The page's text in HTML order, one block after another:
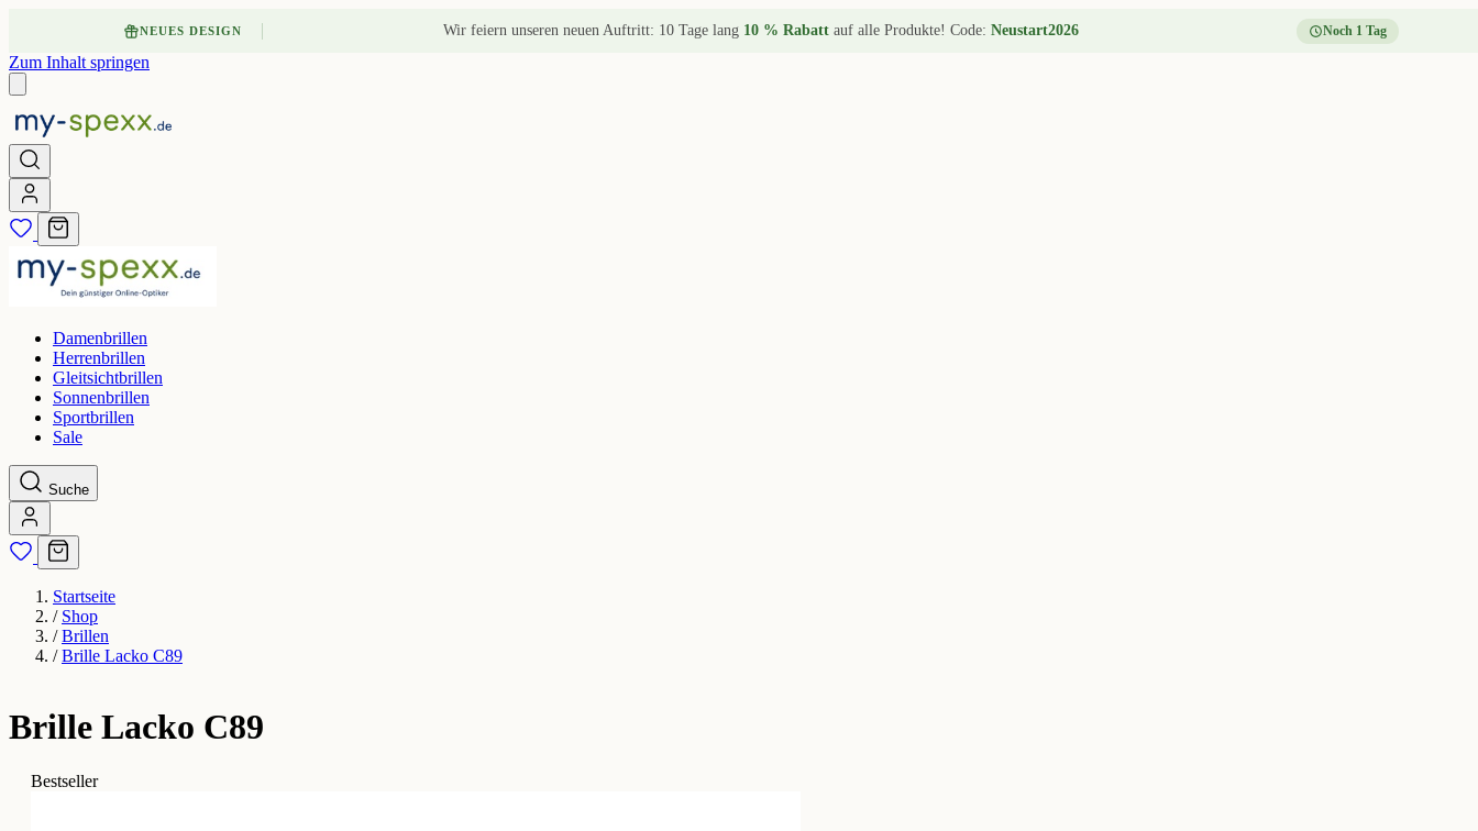
NEUES DESIGN Wir feiern unseren neuen Auftritt: 10 Tage lang 10 % Rabatt auf alle Produkte! Code: Neustart2026 Noch 1 Tag
Zum Inhalt springen
Damenbrillen
Herrenbrillen
Gleitsichtbrillen
Sonnenbrillen
Sportbrillen
Sale
Suche
Startseite
/ Shop
/ Brillen
/ Brille Lacko C89
Brille Lacko C89
Bestseller